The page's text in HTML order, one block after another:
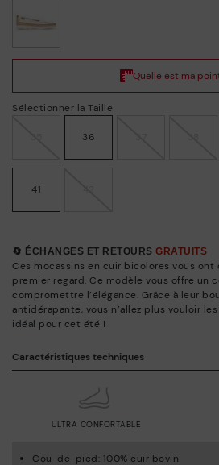
Sélectionner la Taille
36
41
🔄 ÉCHANGES ET RETOURS GRATUITS
Ces mocassins en cuir bicolores vous
premier regard. Ce modèle vous offre un
compromettre l’élégance. Grâce à leur
antidérapante, vous n’allez plus vouloir
idéal pour cet été !
Caractéristiques techniques
ULTRA CONFORTABLE
Cou-de-pied: 100% cuir bovin